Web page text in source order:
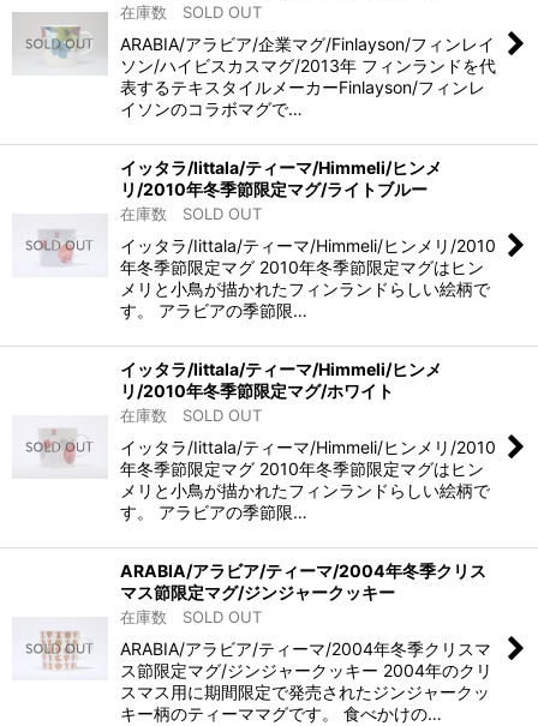
在庫数 SOLD OUT
ARABIA/アラビア/企業マグ/Finlayson/フィンレイ
ソン/ハイビスカスマグ/2013年 フィンランドを代
表するテキスタイルメーカーFinlayson/フィンレ
イソンのコラボマグで…
イッタラ/Iittala/ティーマ/Himmeli/ヒンメ
リ/2010年冬季節限定マグ/ライトブルー
在庫数 SOLD OUT
イッタラ/Iittala/ティーマ/Himmeli/ヒンメリ/2010
年冬季節限定マグ 2010年冬季節限定マグはヒン
メリと小鳥が描かれたフィンランドらしい絵柄で
す。 アラビアの季節限…
イッタラ/Iittala/ティーマ/Himmeli/ヒンメ
リ/2010年冬季節限定マグ/ホワイト
在庫数 SOLD OUT
イッタラ/Iittala/ティーマ/Himmeli/ヒンメリ/2010
年冬季節限定マグ 2010年冬季節限定マグはヒン
メリと小鳥が描かれたフィンランドらしい絵柄で
す。 アラビアの季節限…
ARABIA/アラビア/ティーマ/2004年冬季クリス
マス節限定マグ/ジンジャークッキー
在庫数 SOLD OUT
ARABIA/アラビア/ティーマ/2004年冬季クリスマ
ス節限定マグ/ジンジャークッキー 2004年のクリ
スマス用に期間限定で発売されたジンジャークッ
キー柄のティーママグです。 食べかけの…